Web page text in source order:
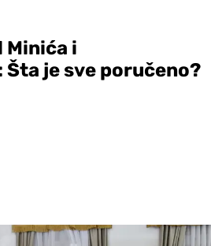
Minića i
je sve poručeno?